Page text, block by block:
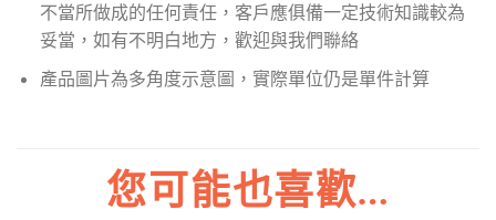
不當所做成的任何責任，客戶應俱備一定技術知識較為
妥當，如有不明白地方，歡迎與我們聯絡
產品圖片為多角度示意圖，實際單位仍是單件計算
您可能也喜歡…